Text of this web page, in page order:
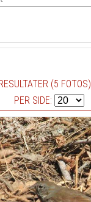
(5 FOTOS)
PER SIDE: